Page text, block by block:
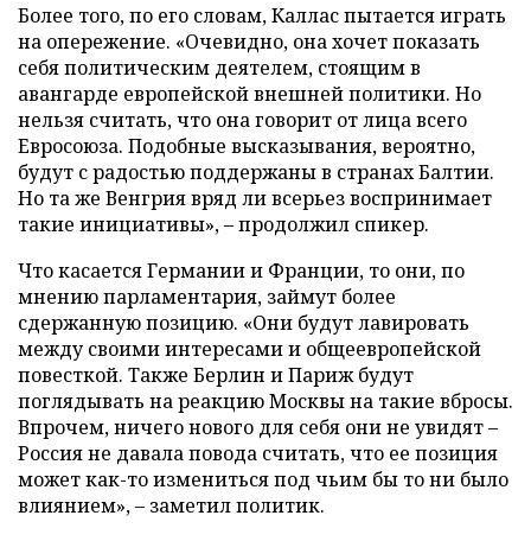
Более того, по его словам, Каллас пытается играть
на опережение. «Очевидно, она хочет показать
себя политическим деятелем, стоящим в
авангарде европейской внешней политики. Но
нельзя считать, что она говорит от лица всего
Евросоюза. Подобные высказывания, вероятно,
будут с радостью поддержаны в странах Балтии.
Но та же Венгрия вряд ли всерьез воспринимает
такие инициативы», – продолжил спикер.
Что касается Германии и Франции, то они, по
мнению парламентария, займут более
сдержанную позицию. «Они будут лавировать
между своими интересами и общеевропейской
повесткой. Также Берлин и Париж будут
поглядывать на реакцию Москвы на такие вбросы.
Впрочем, ничего нового для себя они не увидят –
Россия не давала повода считать, что ее позиция
может как-то измениться под чьим бы то ни было
влиянием», – заметил политик.